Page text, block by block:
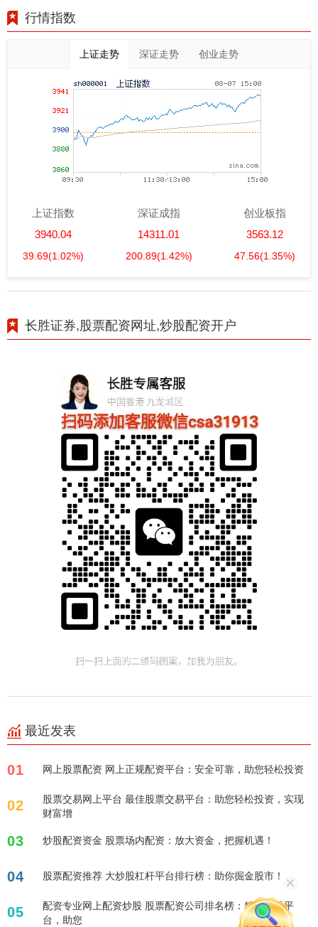
行情指数
上证走势 深证走势 创业走势
上证指数
3940.04
39.69(1.02%)
深证成指
14311.01
200.89(1.42%)
创业板指
3563.12
47.56(1.35%)
长胜证券,股票配资网址,炒股配资开户
最近发表
01 网上股票配资 网上正规配资平台：安全可靠，助您轻松投资
02
股票交易网上平台 最佳股票交易平台：助您轻松投资，实现
财富增
03 炒股配资资金 股票场内配资：放大资金，把握机遇！
04 股票配资推荐 大炒股杠杆平台排行榜：助你掘金股市！
05
配资专业网上配资炒股 股票配资公司排名榜：精选优质平
台，助您